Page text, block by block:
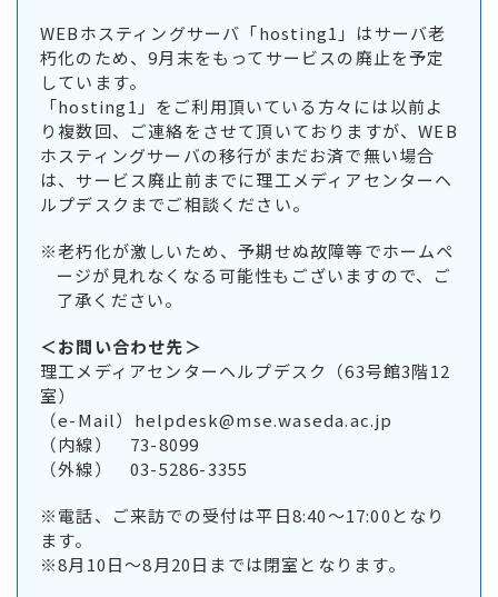
WEBホスティングサーバ「hosting1」はサーバ老
朽化のため、9月末をもってサービスの廃止を予定
しています。
「hosting1」をご利用頂いている方々には以前よ
り複数回、ご連絡をさせて頂いておりますが、WEB
ホスティングサーバの移行がまだお済で無い場合
は、サービス廃止前までに理工メディアセンターヘ
ルプデスクまでご相談ください。
※老朽化が激しいため、予期せぬ故障等でホームペ
ージが見れなくなる可能性もございますので、ご
了承ください。
＜お問い合わせ先＞
理工メディアセンターヘルプデスク（63号館3階12
室）
（e-Mail） helpdesk@mse.waseda.ac.jp
（内線） 73-8099
（外線） 03-5286-3355
※電話、ご来訪での受付は平日8:40～17:00となり
ます。
※8月10日～8月20日までは閉室となります。